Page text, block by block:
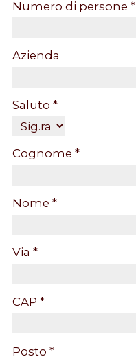
Numero di persone *
Azienda
Saluto *
Cognome *
Nome *
Via *
CAP *
Posto *